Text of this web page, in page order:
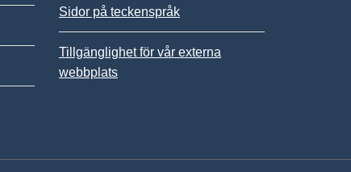
Sidor på teckenspråk
Tillgänglighet för vår externa
webbplats